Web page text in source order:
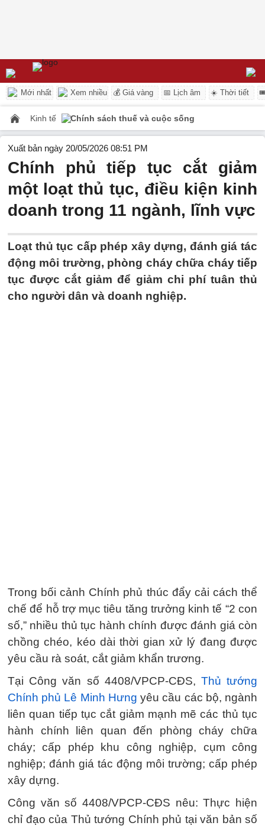
Mới nhất Xem nhiều 💰 Giá vàng 📅 Lịch âm ☀️ Thời tiết
Kinh tế Chính sách thuế và cuộc sống
Xuất bản ngày 20/05/2026 08:51 PM
Chính phủ tiếp tục cắt giảm
một loạt thủ tục, điều kiện kinh
doanh trong 11 ngành, lĩnh vực
Loạt thủ tục cấp phép xây dựng, đánh giá tác
động môi trường, phòng cháy chữa cháy tiếp
tục được cắt giảm để giảm chi phí tuân thủ
cho người dân và doanh nghiệp.
Trong bối cảnh Chính phủ thúc đẩy cải cách thể
chế để hỗ trợ mục tiêu tăng trưởng kinh tế “2 con
số,” nhiều thủ tục hành chính được đánh giá còn
chồng chéo, kéo dài thời gian xử lý đang được
yêu cầu rà soát, cắt giảm khẩn trương.
Tại Công văn số 4408/VPCP-CĐS, Thủ tướng
Chính phủ Lê Minh Hưng yêu cầu các bộ, ngành
liên quan tiếp tục cắt giảm mạnh mẽ các thủ tục
hành chính liên quan đến phòng cháy chữa
cháy; cấp phép khu công nghiệp, cụm công
nghiệp; đánh giá tác động môi trường; cấp phép
xây dựng.
Công văn số 4408/VPCP-CĐS nêu: Thực hiện
chỉ đạo của Thủ tướng Chính phủ tại văn bản số